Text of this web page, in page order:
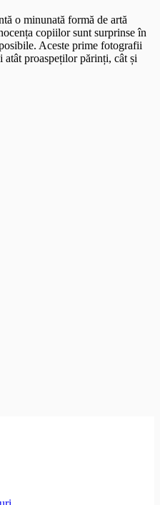
o minunată formă de artă
copiilor sunt surprinse în
Aceste prime fotografii
proaspeților părinți, cât și